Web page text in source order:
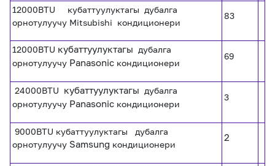
Чалуулар жана
SMS
Номерди тандоо SIM жеткирүү
Компания
Өнөктөштөргө
Офис картасы
Кызмат көрсөтүүлөр
MegaTV MegaPay MegaKassa
12000BTU кубаттуулуктагы дубалга
орнотулуучу Mitsubishi кондиционери
83
12000BTU кубаттуулуктагы дубалга
орнотулуучу Panasonic кондиционери
69
24000BTU кубаттуулуктагы дубалга
орнотулуучу Panasonic кондиционери
3
9000BTU кубаттуулуктагы дубалга
орнотулуучу Samsung кондиционери
2